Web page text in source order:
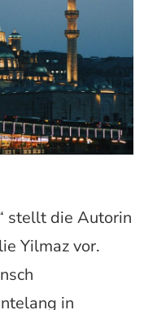
stellt die Autorin
Yilmaz vor.
in